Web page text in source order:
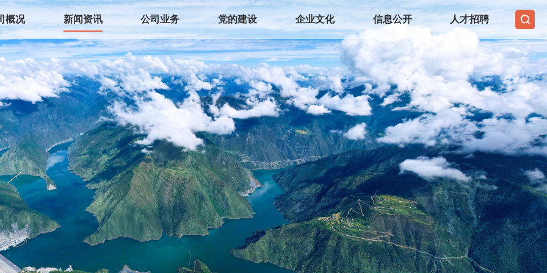
概况 新闻资讯 公司业务 党的建设 企业文化 信息公开 人才招聘